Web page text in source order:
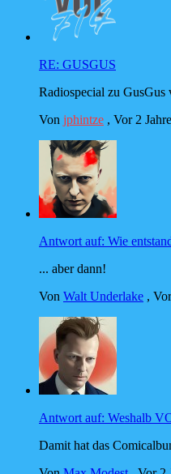
RE: GUSGUS
Radiospecial zu GusGus
Von jphintze , Vor 2
Antwort auf: Wie
... aber dann!
Von Walt Underlake ,
Antwort auf: Weshalb
Damit hat das